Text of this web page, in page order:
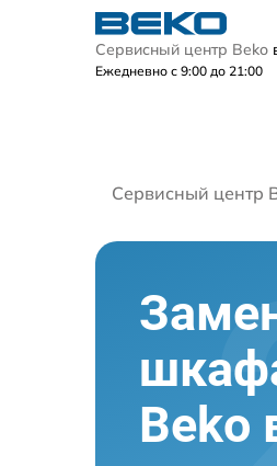
Сервисный центр Beko
Ежедневно с 9:00 до 21:00
Сервисный центр
Beko